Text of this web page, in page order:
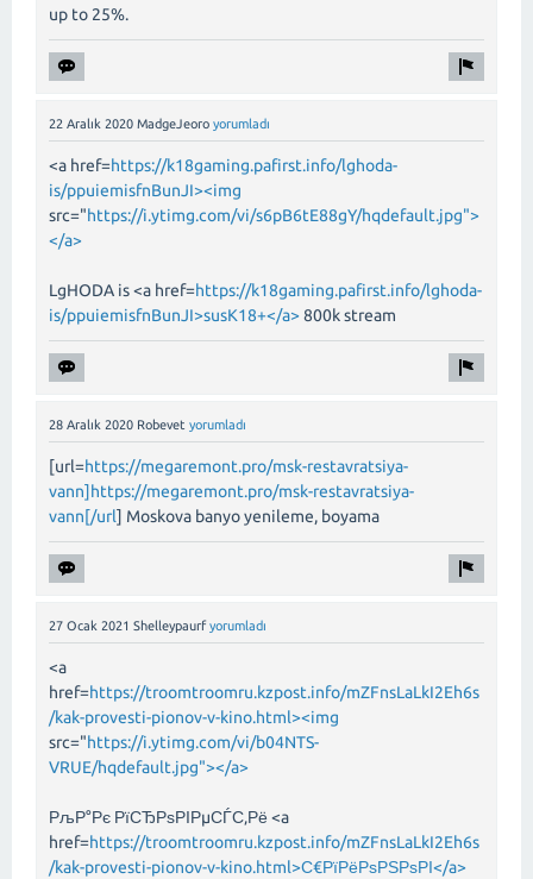
up to 25%.
22 Aralık 2020 MadgeJeoro yorumladı
<a href=https://k18gaming.pafirst.info/lghoda-
is/ppuiemisfnBunJI><img
src="https://i.ytimg.com/vi/s6pB6tE88gY/hqdefault.jpg">
</a>
LgHODA is <a href=https://k18gaming.pafirst.info/lghoda-
is/ppuiemisfnBunJI>susK18+</a>800k stream
28 Aralık 2020 Robevet yorumladı
[url=https://megaremont.pro/msk-restavratsiya-
vann]https://megaremont.pro/msk-restavratsiya-
vann[/url] Moskova banyo yenileme, boyama
27 Ocak 2021 Shelleypaurf yorumladı
<a
href=https://troomtroomru.kzpost.info/mZFnsLaLkI2Eh6s
/kak-provesti-pionov-v-kino.html><img
src="https://i.ytimg.com/vi/b04NTS-
VRUE/hqdefault.jpg"></a>
РљР°Рє РїСЂРѕРІРµСЃС‚Рё <a
href=https://troomtroomru.kzpost.info/mZFnsLaLkI2Eh6s
/kak-provesti-pionov-v-kino.html>С€РїРёРѕРЅРѕРІ</a>